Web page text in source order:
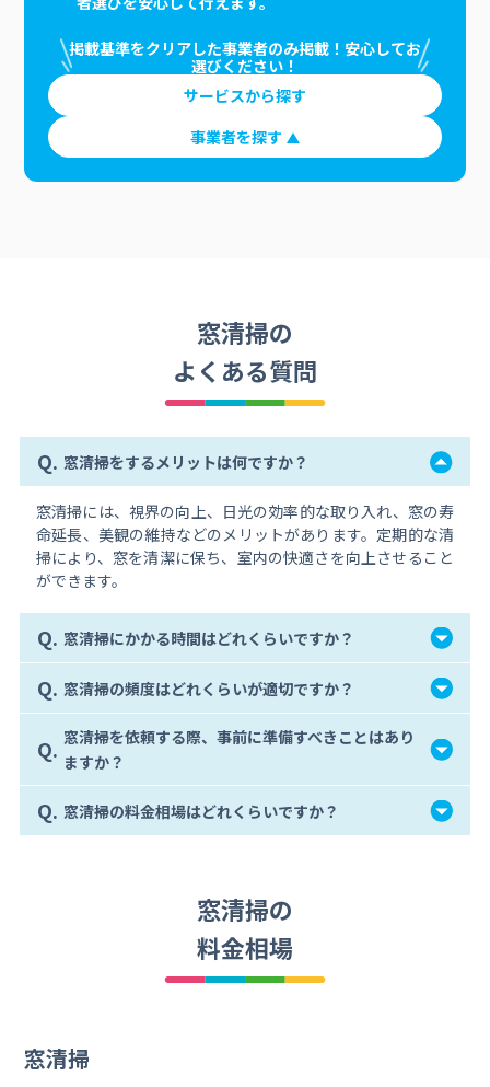
掲載基準をクリアした事業者のみ掲載！安心してお
選びください！
サービスから探す
事業者を探す
窓清掃の
よくある質問
Q. 窓清掃をするメリットは何ですか？
窓清掃には、視界の向上、日光の効率的な取り入れ、窓の寿
命延長、美観の維持などのメリットがあります。定期的な清
掃により、窓を清潔に保ち、室内の快適さを向上させること
ができます。
Q. 窓清掃にかかる時間はどれくらいですか？
Q. 窓清掃の頻度はどれくらいが適切ですか？
Q. 窓清掃を依頼する際、事前に準備すべきことはあり
ますか？
Q. 窓清掃の料金相場はどれくらいですか？
窓清掃の
料金相場
窓清掃